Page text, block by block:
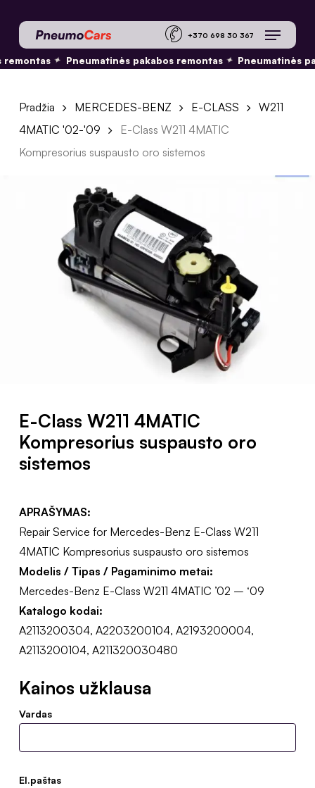
main
content
+370 698 30
Menu
✦ Pneumatinės pakabos remontas ✦ Pneumatinės
Pradžia MERCEDES-BENZ E-CLASS
W211
4MATIC '02-'09
E-Class W211 4MATIC
Kompresorius suspausto oro sistemos
E-Class W211 4MATIC
Kompresorius suspausto oro
sistemos
APRAŠYMAS:
Repair Service for Mercedes-Benz E-Class W211
4MATIC Kompresorius suspausto oro sistemos
Modelis / Tipas / Pagaminimo metai:
Mercedes-Benz E-Class W211 4MATIC ’02 – ‘09
Katalogo kodai:
A2113200304, A2203200104, A2193200004,
A2113200104, A211320030480
Kainos užklausa
Vardas
El.paštas